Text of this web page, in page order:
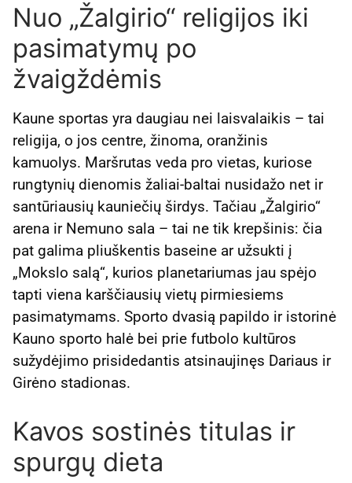
Nuo „Žalgirio“ religijos iki
pasimatymų po
žvaigždėmis
Kaune sportas yra daugiau nei laisvalaikis – tai
religija, o jos centre, žinoma, oranžinis
kamuolys. Maršrutas veda pro vietas, kuriose
rungtynių dienomis žaliai-baltai nusidažo net ir
santūriausių kauniečių širdys. Tačiau „Žalgirio“
arena ir Nemuno sala – tai ne tik krepšinis: čia
pat galima pliuškentis baseine ar užsukti į
„Mokslo salą“, kurios planetariumas jau spėjo
tapti viena karščiausių vietų pirmiesiems
pasimatymams. Sporto dvasią papildo ir istorinė
Kauno sporto halė bei prie futbolo kultūros
sužydėjimo prisidedantis atsinaujinęs Dariaus ir
Girėno stadionas.
Kavos sostinės titulas ir
spurgų dieta